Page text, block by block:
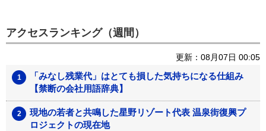
アクセスランキング（週間）
更新：08月07日 00:05
「みなし残業代」はとても損した気持ちになる仕組み
【禁断の会社用語辞典】
現地の若者と共鳴した星野リゾート代表 温泉街復興プ
ロジェクトの現在地